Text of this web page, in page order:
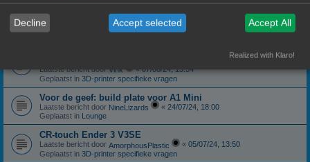
ROG STRIX Scope DELUXE RGB Toetsenbord
Laatste bericht door Ch3vr0n « 12/08/24, 21:04
Geplaatst in
Te koop: Vraag en Aanbod
Laatste bericht doorVink «07/08/24, 15:54
Geplaatst in 3D-printer specifieke vragen
Voor de geef: build plate voor A1 Mini
Laatste bericht door NineLizards « 24/07/24, 18:00
Geplaatst in Lounge
CR-touch Ender 3 V3SE
Laatste bericht door AmorphousPlastic « 05/07/24, 13:50
Geplaatst in 3D-printer specifieke vragen
Decline Accept selected Accept All
Realized with Klaro!